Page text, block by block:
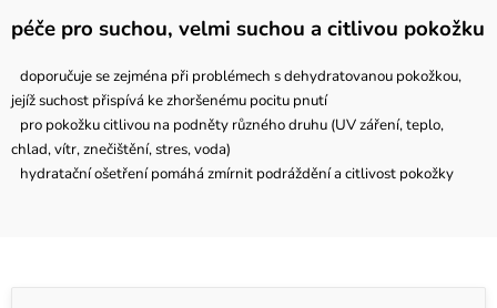
péče pro suchou, velmi suchou a citlivou pokožku
doporučuje se zejména při problémech s dehydratovanou pokožkou,
jejíž suchost přispívá ke zhoršenému pocitu pnutí
pro pokožku citlivou na podněty různého druhu (UV záření, teplo,
chlad, vítr, znečištění, stres, voda)
hydratační ošetření pomáhá zmírnit podráždění a citlivost pokožky
V